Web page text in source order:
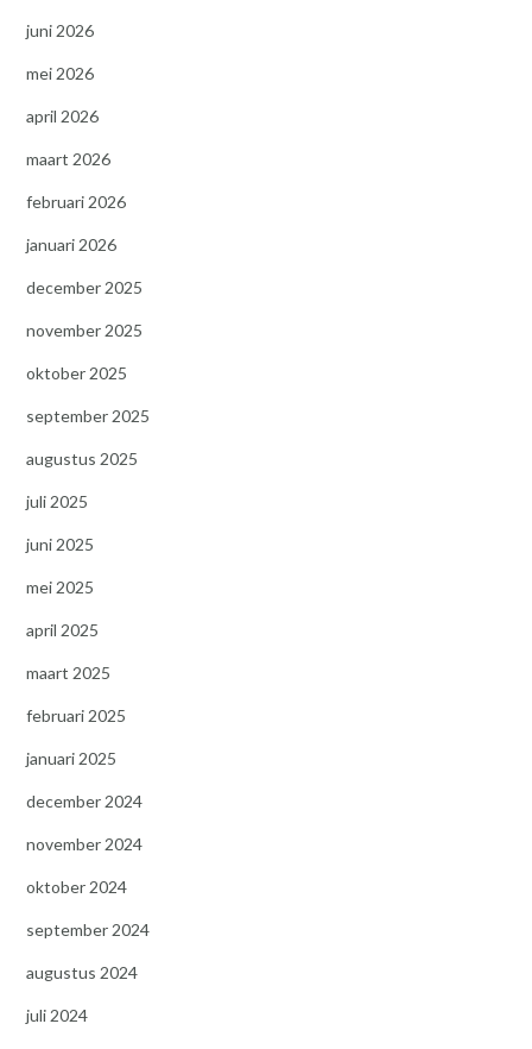
juni 2026
mei 2026
april 2026
maart 2026
februari 2026
januari 2026
december 2025
november 2025
oktober 2025
september 2025
augustus 2025
juli 2025
juni 2025
mei 2025
april 2025
maart 2025
februari 2025
januari 2025
december 2024
november 2024
oktober 2024
september 2024
augustus 2024
juli 2024